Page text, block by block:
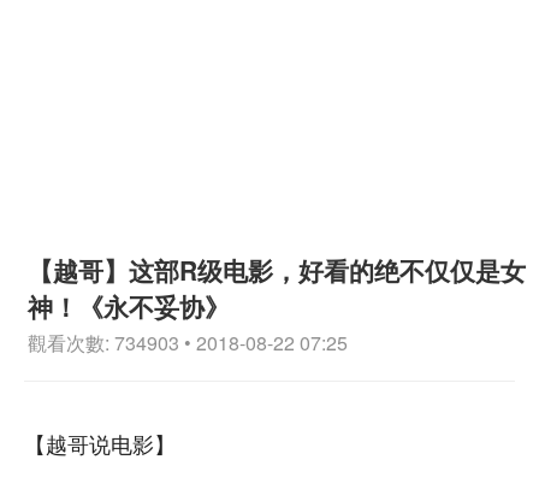
【越哥】这部R级电影，好看的绝不仅仅是女
神！《永不妥协》
觀看次數: 734903 • 2018-08-22 07:25
【越哥说电影】